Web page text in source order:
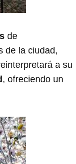
de
de la ciudad,
a su
, ofreciendo un